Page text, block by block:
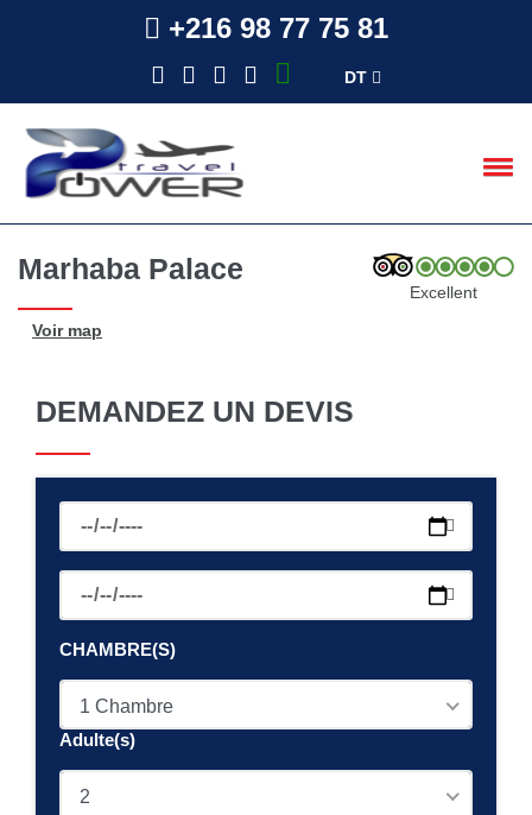
+216 98 77 75 81
DT
Marhaba Palace
Voir map
Excellent
DEMANDEZ UN DEVIS
CHAMBRE(S)
1 Chambre
Adulte(s)
2